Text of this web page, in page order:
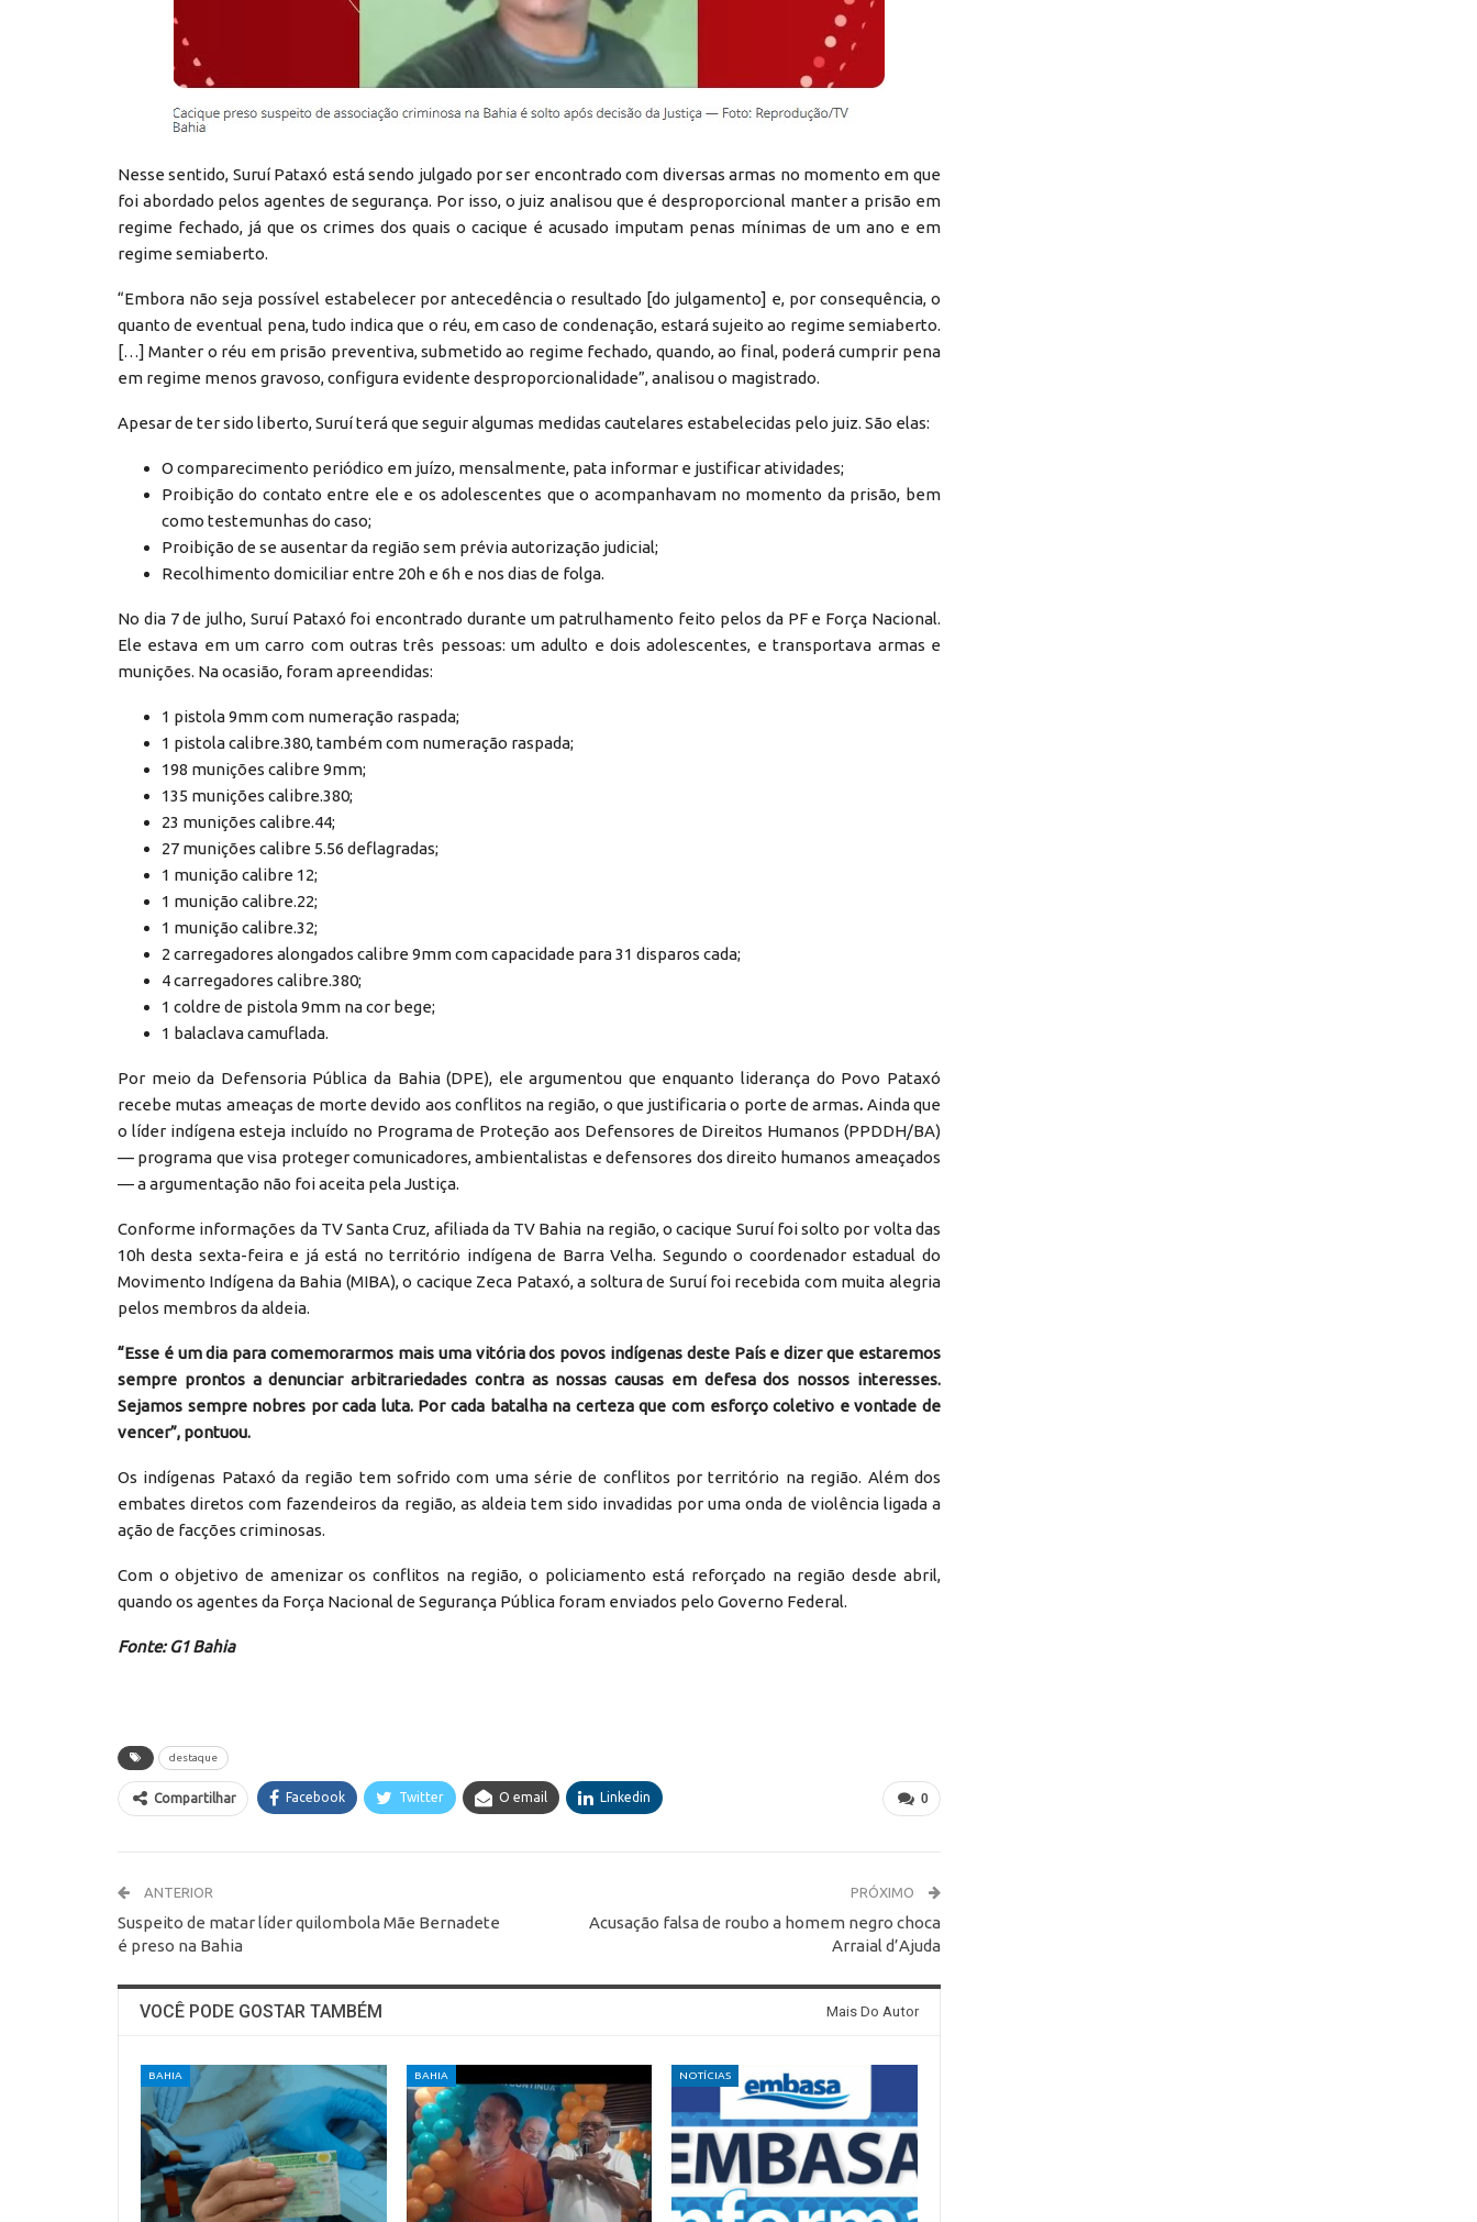
Nesse sentido, Suruí Pataxó está sendo julgado por ser encontrado com diversas armas no momento em que
foi abordado pelos agentes de segurança. Por isso, o juiz analisou que é desproporcional manter a prisão em
regime fechado, já que os crimes dos quais o cacique é acusado imputam penas mínimas de um ano e em
regime semiaberto.
“Embora não seja possível estabelecer por antecedência o resultado [do julgamento] e, por consequência, o
quanto de eventual pena, tudo indica que o réu, em caso de condenação, estará sujeito ao regime semiaberto.
[…] Manter o réu em prisão preventiva, submetido ao regime fechado, quando, ao final, poderá cumprir pena
em regime menos gravoso, configura evidente desproporcionalidade”, analisou o magistrado.
Apesar de ter sido liberto, Suruí terá que seguir algumas medidas cautelares estabelecidas pelo juiz. São elas:
O comparecimento periódico em juízo, mensalmente, pata informar e justificar atividades;
Proibição do contato entre ele e os adolescentes que o acompanhavam no momento da prisão, bem
como testemunhas do caso;
Proibição de se ausentar da região sem prévia autorização judicial;
Recolhimento domiciliar entre 20h e 6h e nos dias de folga.
No dia 7 de julho, Suruí Pataxó foi encontrado durante um patrulhamento feito pelos da PF e Força Nacional.
Ele estava em um carro com outras três pessoas: um adulto e dois adolescentes, e transportava armas e
munições. Na ocasião, foram apreendidas:
1 pistola 9mm com numeração raspada;
1 pistola calibre.380, também com numeração raspada;
198 munições calibre 9mm;
135 munições calibre.380;
23 munições calibre.44;
27 munições calibre 5.56 deflagradas;
1 munição calibre 12;
1 munição calibre.22;
1 munição calibre.32;
2 carregadores alongados calibre 9mm com capacidade para 31 disparos cada;
4 carregadores calibre.380;
1 coldre de pistola 9mm na cor bege;
1 balaclava camuflada.
Por meio da Defensoria Pública da Bahia (DPE), ele argumentou que enquanto liderança do Povo Pataxó
recebe mutas ameaças de morte devido aos conflitos na região, o que justificaria o porte de armas. Ainda que
o líder indígena esteja incluído no Programa de Proteção aos Defensores de Direitos Humanos (PPDDH/BA)
— programa que visa proteger comunicadores, ambientalistas e defensores dos direito humanos ameaçados
— a argumentação não foi aceita pela Justiça.
Conforme informações da TV Santa Cruz, afiliada da TV Bahia na região, o cacique Suruí foi solto por volta das
10h desta sexta-feira e já está no território indígena de Barra Velha. Segundo o coordenador estadual do
Movimento Indígena da Bahia (MIBA), o cacique Zeca Pataxó, a soltura de Suruí foi recebida com muita alegria
pelos membros da aldeia.
“Esse é um dia para comemorarmos mais uma vitória dos povos indígenas deste País e dizer que estaremos
sempre prontos a denunciar arbitrariedades contra as nossas causas em defesa dos nossos interesses.
Sejamos sempre nobres por cada luta. Por cada batalha na certeza que com esforço coletivo e vontade de
vencer”, pontuou.
Os indígenas Pataxó da região tem sofrido com uma série de conflitos por território na região. Além dos
embates diretos com fazendeiros da região, as aldeia tem sido invadidas por uma onda de violência ligada a
ação de facções criminosas.
Com o objetivo de amenizar os conflitos na região, o policiamento está reforçado na região desde abril,
quando os agentes da Força Nacional de Segurança Pública foram enviados pelo Governo Federal.
Fonte: G1 Bahia
destaque
0
Compartilhar Facebook Twitter O email Linkedin
ANTERIOR
Suspeito de matar líder quilombola Mãe Bernadete
é preso na Bahia
PRÓXIMO
Acusação falsa de roubo a homem negro choca
Arraial d’Ajuda
VOCÊ PODE GOSTAR TAMBÉM Mais Do Autor
BAHIA BAHIA NOTÍCIAS